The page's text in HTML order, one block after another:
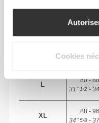
Cookies
64 - 72
25"1/4 - 28"
28"3/8-
L
80 -
31"1/2 -
XL
88 - 96
34"5/8 -